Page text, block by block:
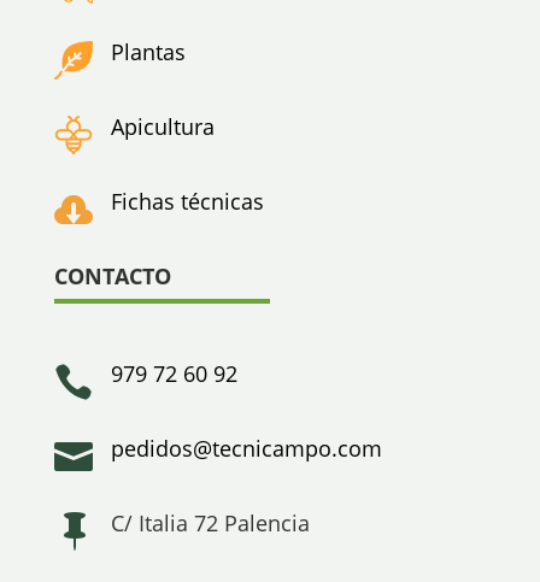
Plantas
Apicultura
 Fichas técnicas
CONTACTO
 979 72 60 92
 pedidos@tecnicampo.com
 C/ Italia 72 Palencia